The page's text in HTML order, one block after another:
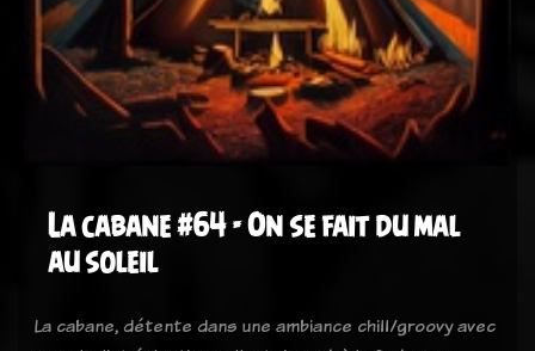
La cabane #64 - On se fait du mal
au soleil
La cabane, détente dans une ambiance chill/groovy avec